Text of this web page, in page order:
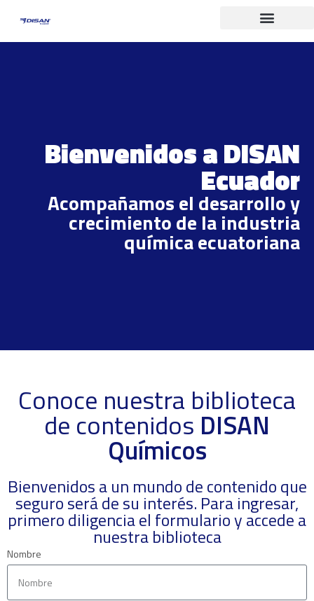
Bienvenidos a DISAN
Ecuador
Acompañamos el desarrollo y
crecimiento de la industria
química ecuatoriana
Conoce nuestra biblioteca
de contenidos DISAN
Químicos
Bienvenidos a un mundo de contenido que
seguro será de su interés. Para ingresar,
primero diligencia el formulario y accede a
nuestra biblioteca
Nombre